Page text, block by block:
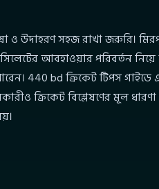
ও উদাহরণ সহজ রাখা জরুরি।
সিলেটের আবহাওয়ার পরিবর্তন
440 bd ক্রিকেট টিপস গাইডে
ক্রিকেট বিশ্লেষণের মূল